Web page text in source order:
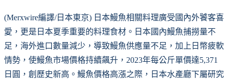
(Merxwire編譯/日本東京) 日本鰻魚相關料理廣受國內外饕客喜
愛，更是日本夏季重要的料理食材。日本國內鰻魚捕撈量不
足，海外進口數量減少，導致鰻魚供應量不足，加上日幣疲軟
情勢，使鰻魚市場價格持續飆升，2023年每公斤單價達5,371
日圓，創歷史新高。鰻魚價格高漲之際，日本水產廳下屬研究